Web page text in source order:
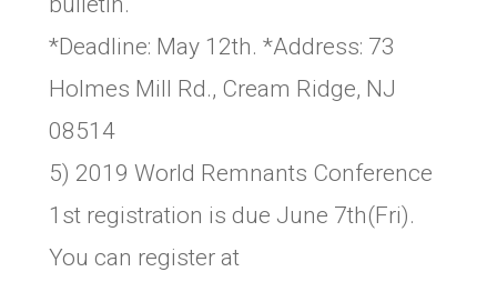
*Deadline: May 12th. *Address: 73
Holmes Mill Rd., Cream Ridge, NJ
08514
5) 2019 World Remnants Conference
1st registration is due June 7th(Fri).
You can register at